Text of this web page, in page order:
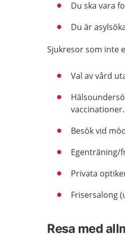
Du ska vara
Du är
Sjukresor som inte
Val av vård
vaccinationer.
Besök vid
Egenträning/
Privata
Frisersalong
Resa med